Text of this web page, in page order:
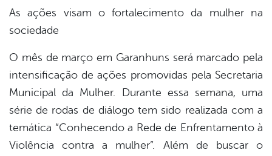
As ações visam o fortalecimento da mulher na
sociedade
O mês de março em Garanhuns será marcado pela
intensificação de ações promovidas pela Secretaria
Municipal da Mulher. Durante essa semana, uma
série de rodas de diálogo tem sido realizada com a
temática “Conhecendo a Rede de Enfrentamento à
Violência contra a mulher”. Além de buscar o